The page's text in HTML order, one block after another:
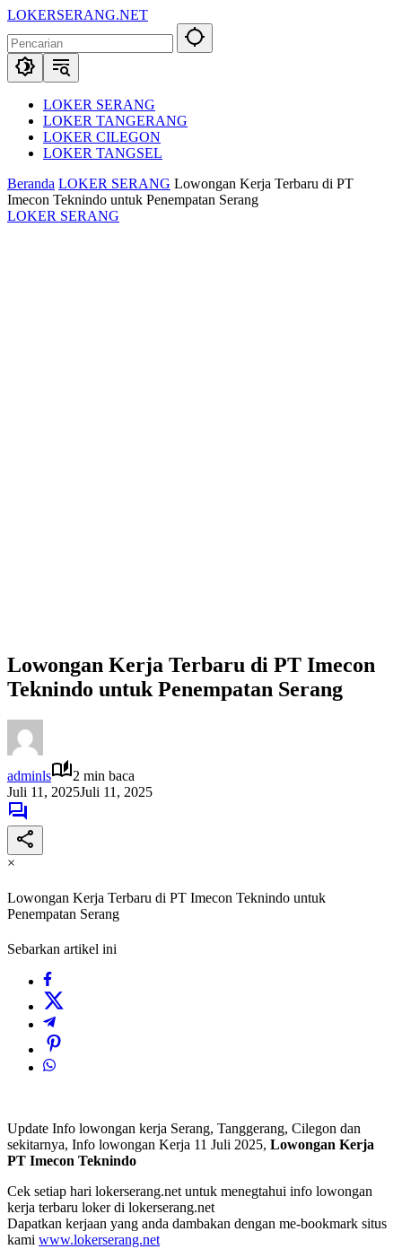
Langsung
konten
LOKERSERANG.NET
Lowongan
Kerja
Serang
SekitarnyaLOKER SERANG
LOKER TANGERANG
LOKER CILEGON
LOKER TANGSEL
Beranda LOKER SERANG Lowongan Kerja Terbaru di PT
Imecon Teknindo untuk Penempatan Serang
LOKER SERANG
Lowongan Kerja Terbaru di PT Imecon
Teknindo untuk Penempatan Serang
adminls
2 min baca
Juli 11, 2025Juli 11, 2025
×
Lowongan Kerja Terbaru di PT Imecon Teknindo untuk
Penempatan Serang
Sebarkan artikel ini
Update Info lowongan kerja Serang, Tanggerang, Cilegon dan
sekitarnya, Info lowongan Kerja 11 Juli 2025, Lowongan Kerja
PT Imecon Teknindo
Cek setiap hari lokerserang.net untuk menegtahui info lowongan
kerja terbaru loker di lokerserang.net
Dapatkan kerjaan yang anda dambakan dengan me-bookmark situs
kami www.lokerserang.net